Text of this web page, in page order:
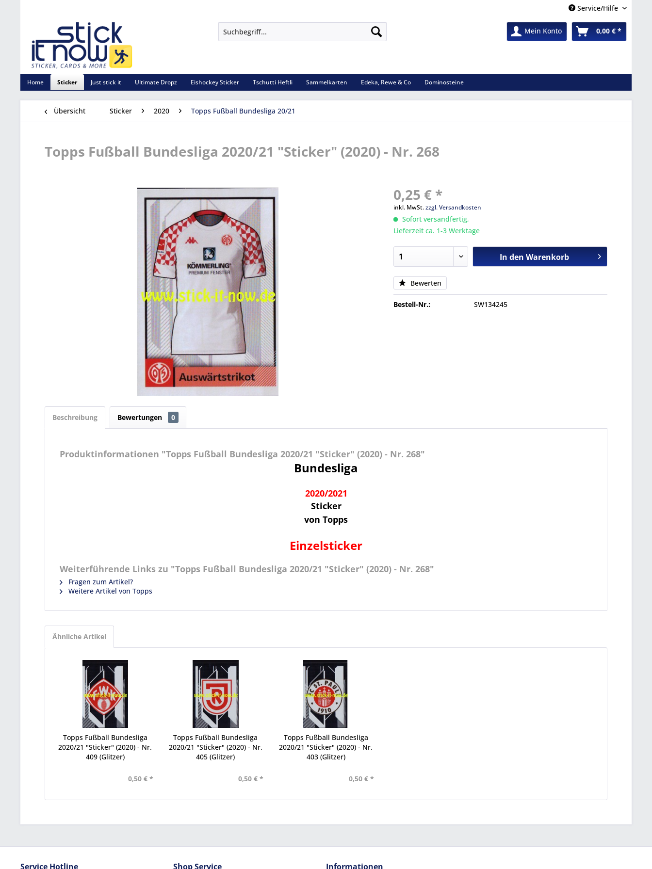
Service/Hilfe
Mein Konto 0,00 € *
Home Sticker Just stick it Ultimate Dropz Eishockey Sticker Tschutti Heftli Sammelkarten Edeka, Rewe & Co Dominosteine
Übersicht Sticker 2020 Topps Fußball Bundesliga 20/21
Topps Fußball Bundesliga 2020/21 "Sticker" (2020) - Nr. 268
0,25 € *
inkl. MwSt.zzgl. Versandkosten
Sofort versandfertig,
Lieferzeit ca. 1-3 Werktage
In den Warenkorb
Bewerten
Bestell-Nr.: SW134245
Beschreibung Bewertungen 0
Produktinformationen "Topps Fußball Bundesliga 2020/21 "Sticker" (2020) - Nr. 268"
Bundesliga
2020/2021
Sticker
von Topps
Einzelsticker
Weiterführende Links zu "Topps Fußball Bundesliga 2020/21 "Sticker" (2020) - Nr. 268"
Fragen zum Artikel?
Weitere Artikel von Topps
Ähnliche Artikel
Topps Fußball Bundesliga
2020/21 "Sticker" (2020) - Nr.
409 (Glitzer)
0,50 € *
Topps Fußball Bundesliga
2020/21 "Sticker" (2020) - Nr.
405 (Glitzer)
0,50 € *
Topps Fußball Bundesliga
2020/21 "Sticker" (2020) - Nr.
403 (Glitzer)
0,50 € *
Service Hotline Shop Service Informationen